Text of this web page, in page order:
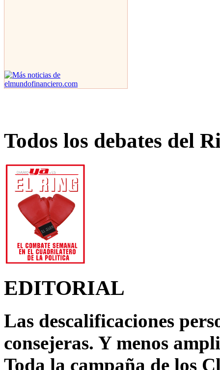
Todos los debates del
EDITORIAL
Las descalificaciones
consejeras. Y menos
Toda la campaña de los